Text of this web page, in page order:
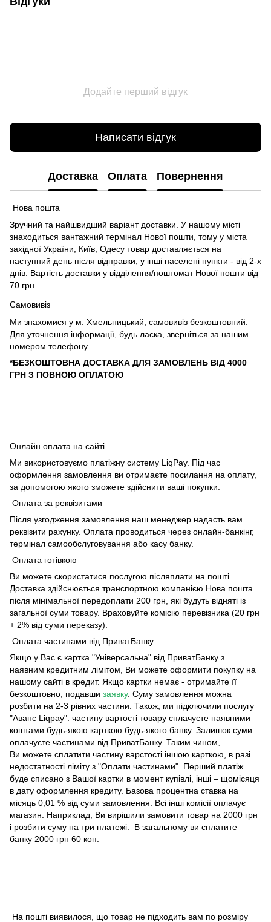
Додайте перший відгук
Написати відгук
Доставка Оплата Повернення
Нова пошта
Зручний та найшвидший варіант доставки. У нашому місті
знаходиться вантажний термінал Нової пошти, тому у міста
західної України, Київ, Одесу товар доставляється на
наступний день після відправки, у інші населені пункти - від 2-х
днів. Вартість доставки у відділення/поштомат Нової пошти від
70 грн.
Самовивіз
Ми знахомися у м. Хмельницький, самовивіз безкоштовний.
Для уточнення інформації, будь ласка, зверніться за нашим
номером телефону.
*БЕЗКОШТОВНА ДОСТАВКА ДЛЯ ЗАМОВЛЕНЬ ВІД 4000
ГРН З ПОВНОЮ ОПЛАТОЮ
Онлайн оплата на сайті
Ми використовуємо платіжну систему LiqPay. Під час
оформлення замовлення ви отримаєте посилання на оплату,
за допомогою якого зможете здійснити ваші покупки.
Оплата за реквізитами
Після узгодження замовлення наш менеджер надасть вам
реквізити рахунку. Оплата проводиться через онлайн-банкінг,
термінал самообслуговування або касу банку.
Оплата готівкою
Ви можете скористатися послугою післяплати на пошті.
Доставка здійснюється транспортною компанією Нова пошта
після мінімальної передоплати 200 грн, які будуть відняті із
загальної суми товару. Враховуйте комісію перевізника (20 грн
+ 2% від суми переказу).
Оплата частинами від ПриватБанку
Якщо у Вас є картка "Універсальна" від ПриватБанку з
наявним кредитним лімітом, Ви можете оформити покупку на
нашому сайті в кредит. Якщо картки немає - отримайте її
безкоштовно, подавши заявку. Суму замовлення можна
розбити на 2-3 рівних частини. Також, ми підключили послугу
"Аванс Liqpay": частину вартості товару сплачуєте наявними
коштами будь-якою карткою будь-якого банку. Залишок суми
оплачуєте частинами від ПриватБанку. Таким чином,
Ви можете сплатити частину варстості іншою карткою, в разі
недостатності ліміту з "Оплати частинами". Перший платіж
буде списано з Вашої картки в момент купівлі, інші – щомісяця
в дату оформлення кредиту. Базова процентна ставка на
місяць 0,01 % від суми замовлення. Всі інші комісії оплачує
магазин. Наприклад, Ви вирішили замовити товар на 2000 грн
і розбити суму на три платежі. В загальному ви сплатите
банку 2000 грн 60 коп.
На пошті виявилося, що товар не підходить вам по розміру